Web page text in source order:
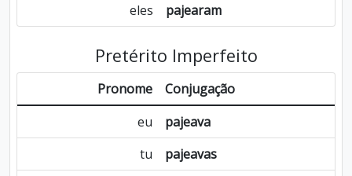
eles
pajearam
Pretérito Imperfeito
Pronome
Conjugação
eu
pajeava
tu
pajeavas